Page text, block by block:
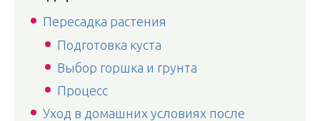
Пересадка растения
Подготовка куста
Выбор горшка и грунта
Процесс
Уход в домашних условиях после